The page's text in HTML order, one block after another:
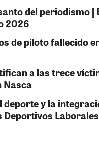
del periodismo |
2026
de piloto fallecido
a las trece
Nasca
deporte y la